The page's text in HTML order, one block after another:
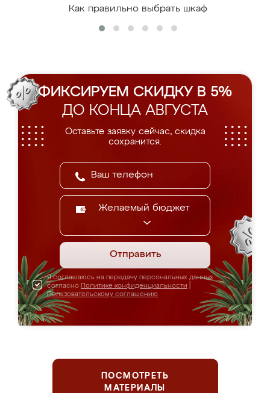
Как правильно выбрать шкаф
ФИКСИРУЕМ СКИДКУ В 5%
ДО КОНЦА АВГУСТА
Оставьте заявку сейчас, скидка
сохранится.
Желаемый бюджет
Отправить
Я соглашаюсь на передачу персональных данных
согласно Политике конфиденциальности
Пользовательскому соглашению
ПОСМОТРЕТЬ
МАТЕРИАЛЫ